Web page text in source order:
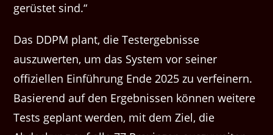
gerüstet sind.“
Das DDPM plant, die Testergebnisse
auszuwerten, um das System vor seiner
offiziellen Einführung Ende 2025 zu verfeinern.
Basierend auf den Ergebnissen können weitere
Tests geplant werden, mit dem Ziel, die